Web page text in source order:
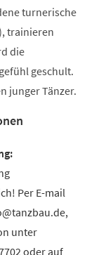
turnerische
trainieren
die
geschult.
junger Tänzer.
Per E-mail
unter
oder auf